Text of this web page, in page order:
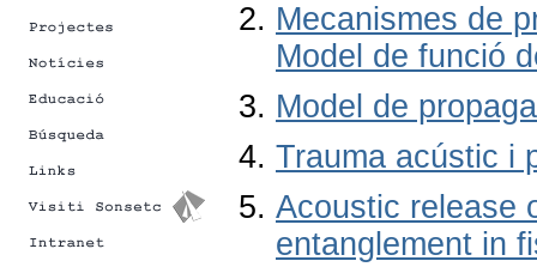
Mecanismes de
Model de funció
Model de
Trauma acústic i
Acoustic release
entanglement in